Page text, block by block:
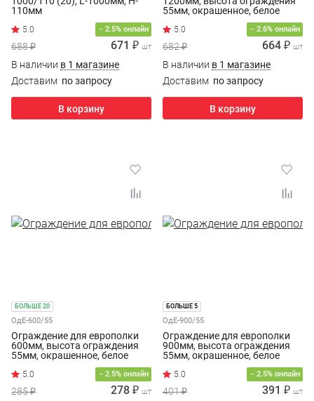
110мм
− 2.5% онлайн
688 ₽ 671 ₽ шт
В наличии в 1 магазине
Доставим по запросу
В корзину
55мм, окрашенное, белое
− 2.6% онлайн
682 ₽ 664 ₽ шт
В наличии в 1 магазине
Доставим по запросу
В корзину
БОЛЬШЕ 20
ОдЕ-600/55
Ограждение для европолки
600мм, высота ограждения
55мм, окрашенное, белое
− 2.5% онлайн
285 ₽ 278 ₽ шт
БОЛЬШЕ 5
ОдЕ-900/55
Ограждение для европолки
900мм, высота ограждения
55мм, окрашенное, белое
− 2.5% онлайн
401 ₽ 391 ₽ шт